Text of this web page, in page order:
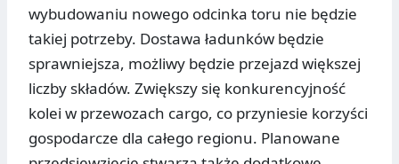
wybudowaniu nowego odcinka toru nie będzie
takiej potrzeby. Dostawa ładunków będzie
sprawniejsza, możliwy będzie przejazd większej
liczby składów. Zwiększy się konkurencyjność
kolei w przewozach cargo, co przyniesie korzyści
gospodarcze dla całego regionu. Planowane